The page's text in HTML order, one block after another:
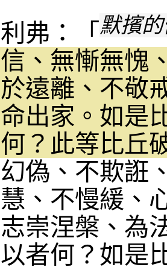
弗：「 默擯
、無慚無愧
遠離、不敬
出家。如是
？此等比丘
偽、不欺誑
、不慢緩、
崇涅槃、為
者何？如是